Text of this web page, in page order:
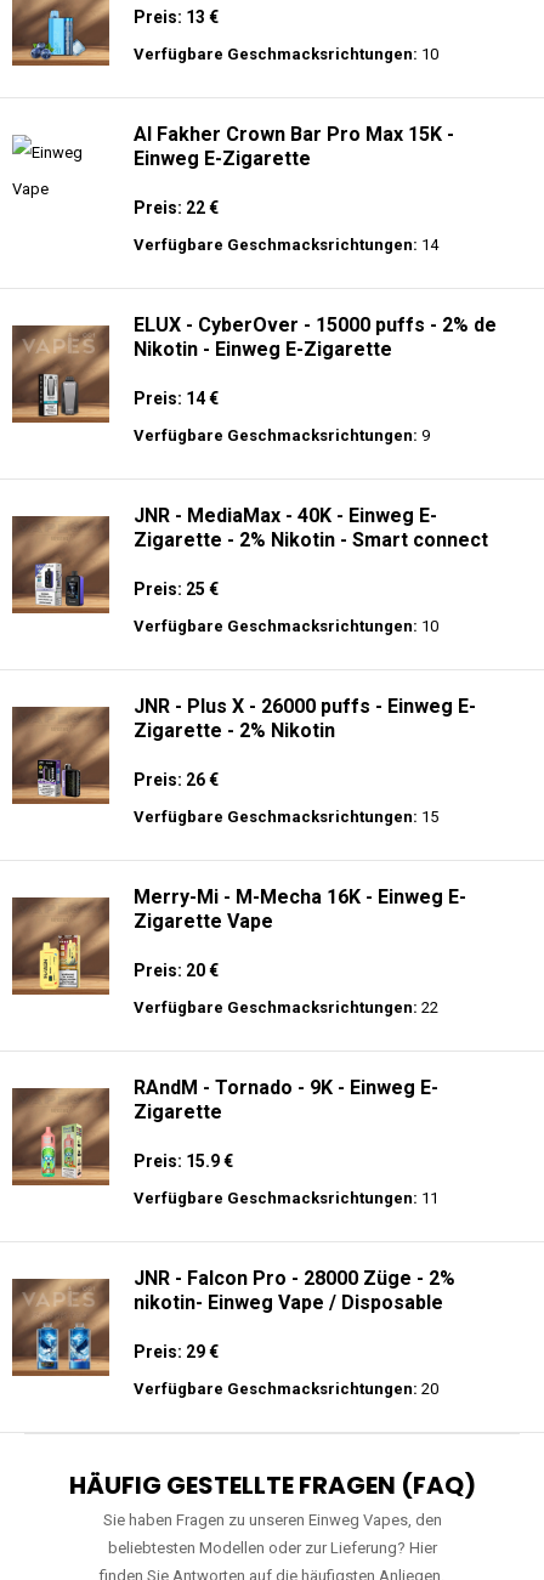
Al Fakher Crown Bar Pro Max 15K -
Einweg E-Zigarette
Preis: 22 €
ELUX - CyberOver - 15000 puffs - 2% de
Nikotin - Einweg E-Zigarette
Preis: 14 €
JNR - MediaMax - 40K - Einweg E-
Zigarette - 2% Nikotin - Smart connect
Preis: 25 €
JNR - Plus X - 26000 puffs - Einweg E-
Zigarette - 2% Nikotin
Preis: 26 €
Merry-Mi - M-Mecha 16K - Einweg E-
Zigarette Vape
Preis: 20 €
RAndM - Tornado - 9K - Einweg E-
Zigarette
Preis: 15.9 €
JNR - Falcon Pro - 28000 Züge - 2%
nikotin- Einweg Vape / Disposable
Preis: 29 €
beliebtesten Modellen oder zur Lieferung? Hier
finden Sie Antworten auf die häufigsten Anliegen.
Falls Ihre Frage nicht dabei ist, stehen wir Ihnen
jederzeit zur Verfügung!